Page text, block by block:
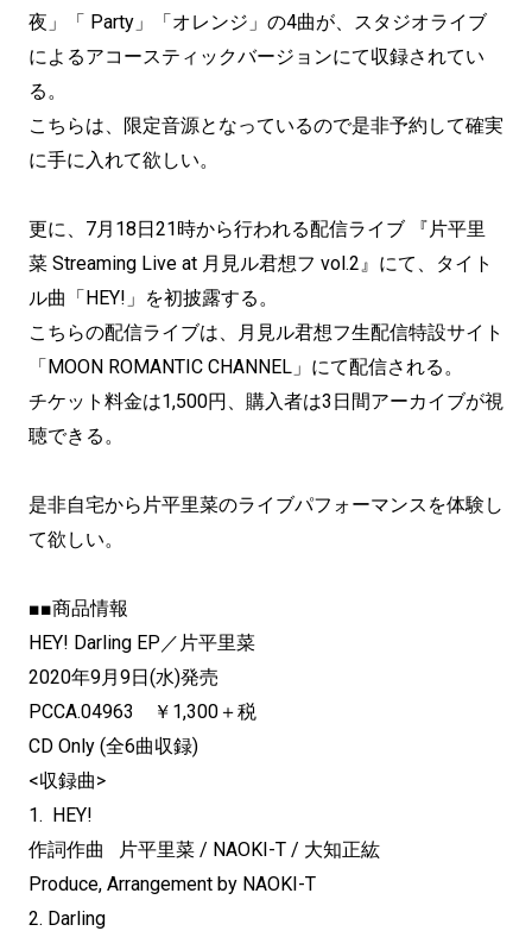
夜」「 Party」「オレンジ」の4曲が、スタジオライブ
によるアコースティックバージョンにて収録されてい
る。
こちらは、限定音源となっているので是非予約して確実
に手に入れて欲しい。
更に、7月18日21時から行われる配信ライブ 『片平里
菜 Streaming Live at 月見ル君想フ vol.2』にて、タイト
ル曲「HEY!」を初披露する。
こちらの配信ライブは、月見ル君想フ生配信特設サイト
「MOON ROMANTIC CHANNEL」にて配信される。
チケット料金は1,500円、購入者は3日間アーカイブが視
聴できる。
是非自宅から片平里菜のライブパフォーマンスを体験し
て欲しい。
■■商品情報
HEY! Darling EP／片平里菜
2020年9月9日(水)発売
PCCA.04963 ￥1,300＋税
CD Only (全6曲収録)
<収録曲>
1. HEY!
作詞作曲 片平里菜 / NAOKI-T / 大知正紘
Produce, Arrangement by NAOKI-T
2. Darling